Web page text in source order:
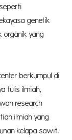
genetik
organik yang
berkumpul di
tulis ilmiah,
research
ilmiah yang
kelapa sawit.